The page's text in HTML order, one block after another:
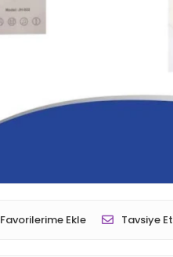
Favorilerime Ekle Tavsiye Et